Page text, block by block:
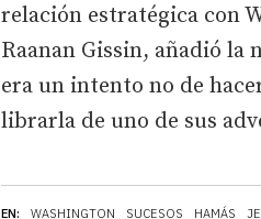
EN: WASHINGTON SUCESOS HAMÁS
relación estratégica con
Raanan Gissin, añadió
era un intento no de
librarla de uno de sus